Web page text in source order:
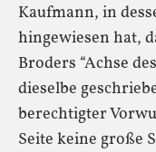
Kaufmann, in
hingewiesen hat,
Broders “Achse
dieselbe
berechtigter
Seite keine große